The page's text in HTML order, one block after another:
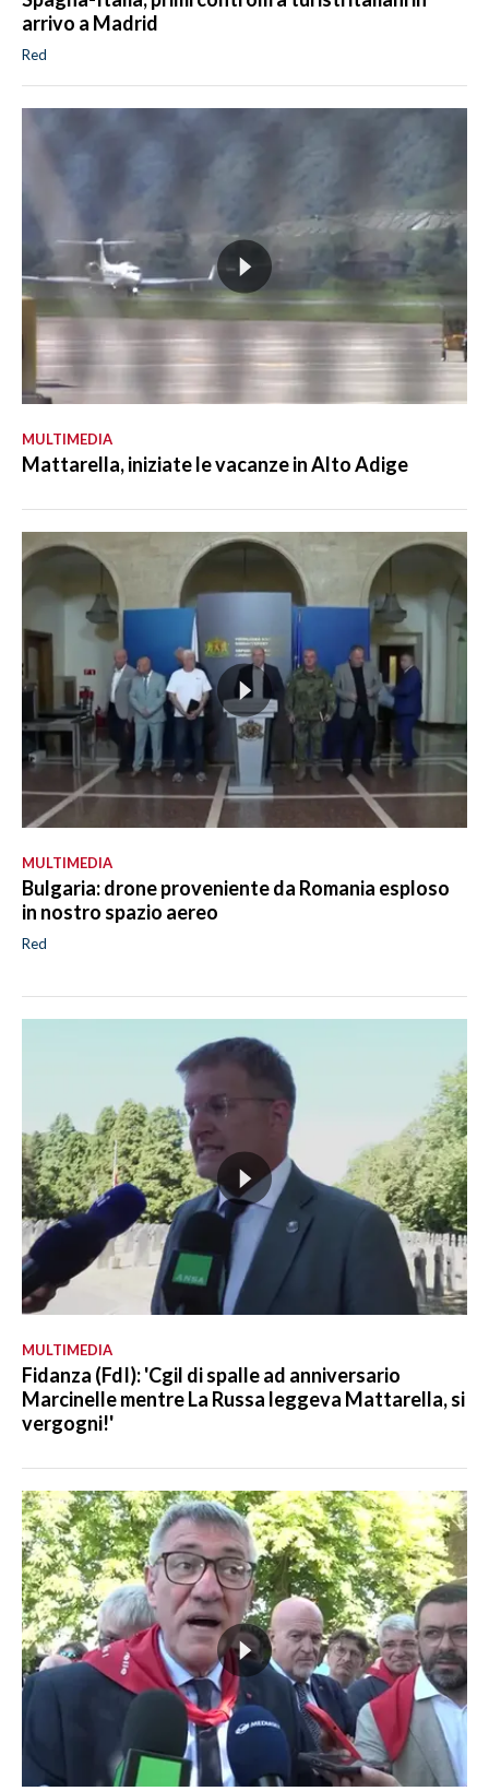
arrivo a Madrid
Red
MULTIMEDIA
Mattarella, iniziate le vacanze in Alto Adige
MULTIMEDIA
Bulgaria: drone proveniente da Romania esploso
in nostro spazio aereo
Red
MULTIMEDIA
Fidanza (FdI): 'Cgil di spalle ad anniversario
Marcinelle mentre La Russa leggeva Mattarella, si
vergogni!'